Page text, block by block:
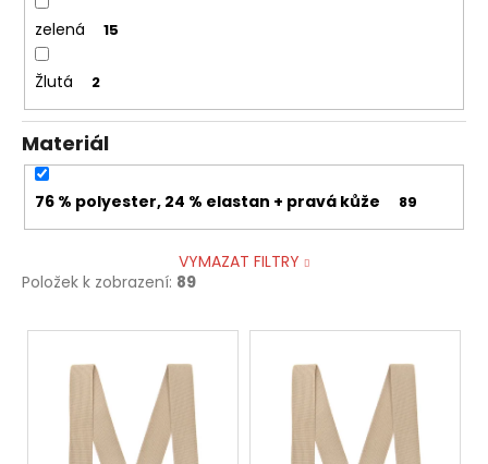
zelená 15
Žlutá 2
Materiál
76 % polyester, 24 % elastan + pravá kůže 89
VYMAZAT FILTRY
Položek k zobrazení: 89
V